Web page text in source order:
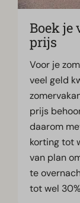
Boek je
prijs
Voor je
veel geld
prijs
daarom
korting tot
van plan
te
tot wel